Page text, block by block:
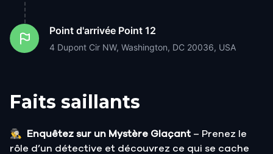
Point d'arrivée Point 12
4 Dupont Cir NW, Washington, DC 20036, USA
Faits saillants
🕵️‍♂️ Enquêtez sur un Mystère Glaçant – Prenez le
rôle d’un détective et découvrez ce qui se cache